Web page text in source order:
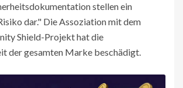
stellen ein
dar." Die Assoziation mit dem
Shield-Projekt hat die
der gesamten Marke beschädigt.